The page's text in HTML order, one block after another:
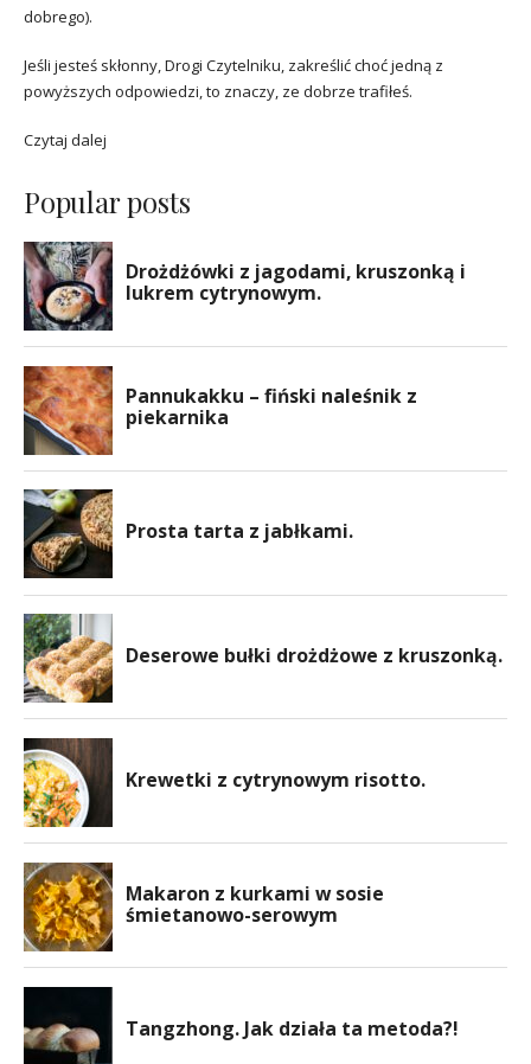
dobrego).
Jeśli jesteś skłonny, Drogi Czytelniku, zakreślić choć jedną z
powyższych odpowiedzi, to znaczy, ze dobrze trafiłeś.
Czytaj dalej
Popular posts